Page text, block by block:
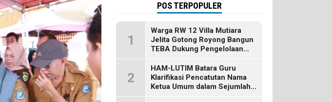
POS TERPOPULER
1
Warga RW 12 Villa Mutiara
Jelita Gotong Royong Bangun
TEBA Dukung Pengelolaan
2
HAM-LUTIM Batara Guru
Klarifikasi Pencatutan Nama
Ketua Umum dalam Sejumlah